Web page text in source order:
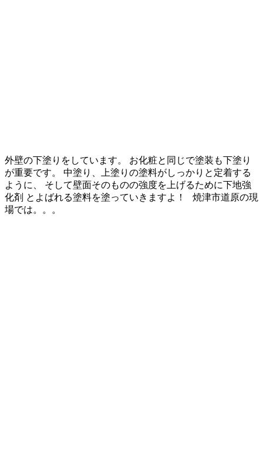
外壁の下塗りをしています。 お化粧と同じで塗装も下塗り
が重要です。 中塗り、上塗りの塗料がしっかりと定着する
ように、 そして壁面そのものの強度を上げるために下地強
化剤 とよばれる塗料を塗っていきますよ！ 焼津市道原の現
場では。。。